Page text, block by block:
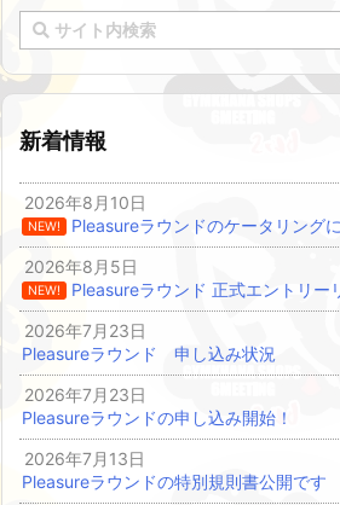
新着情報
2026年8月10日
NEW!
Pleasureラウンドのケータリング
2026年8月5日
NEW!
Pleasureラウンド 正式エントリー
2026年7月23日
Pleasureラウンド 申し込み状況
2026年7月23日
Pleasureラウンドの申し込み開始！
2026年7月13日
Pleasureラウンドの特別規則書公開です